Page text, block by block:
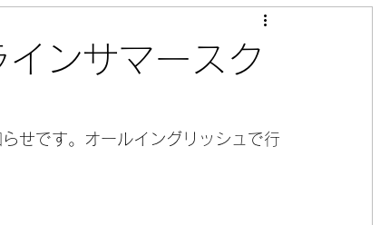
ンサマースク
せです。オールイングリッシュで行